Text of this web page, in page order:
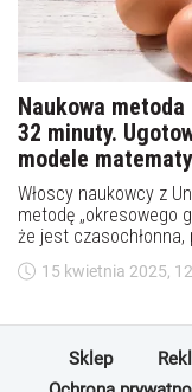
Naukowa
32 minuty.
modele
Włoscy naukowcy z
metodę „okresowego
że jest
wykazały, że
konsystencję i wyższą
Communications
15 kwietnia 2025,
Sklep